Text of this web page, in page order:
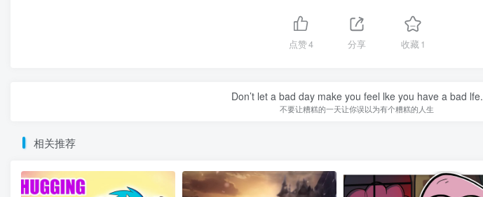
点赞4 分享 收藏1
Don’t let a bad day make you feel lke you have a bad lfe.
不要让糟糕的一天让你误以为有个糟糕的人生
相关推荐